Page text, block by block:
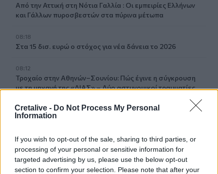
Cretalive - Do Not Process My Personal
Information
If you wish to opt-out of the sale, sharing to third parties, or
processing of your personal or sensitive information for
targeted advertising by us, please use the below opt-out
section to confirm your selection. Please note that after your
Από την Αττική στη Νότια Γαλλία : Οι εμπειρίες Ελλήνων
και Γάλλων πυροσβεστών στα πύρινα μέτωπα
08:18
Στα 15 δισ. ευρώ ο στόχος για νέα δάνεια το 2026
08:12
Τροχαίο στην Αθηνών–Σουνίου: Πώς έγινε η σύγκρουση
με τη μηχανή της «ΔΙΑΣ» – Δύο αστυνομικοί τραυματίες
08:05
Πινακίδες κυκλοφορίας: Πώς θα μπει τέλος στις
ΠΕΡΙΣΣΟΤΕΡΑ